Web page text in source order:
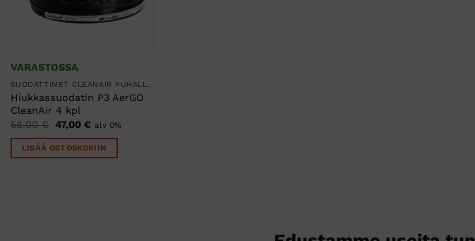
VARASTOSSA
SUODATTIMET CLEANAIR PUHALLINSUOJAIMIIN
Hiukkassuodatin P3 AerGO
CleanAir 4 kpl
58,00€ Alkuperäinen
oli:
58,00 €.
47,00€Nykyinen
on:
47,00 €.
alv 0%
LISÄÄ OSTOSKORIIN